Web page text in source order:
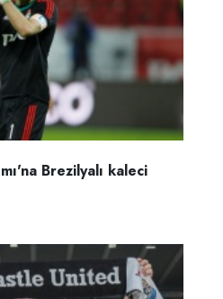
Brezilyalı kaleci